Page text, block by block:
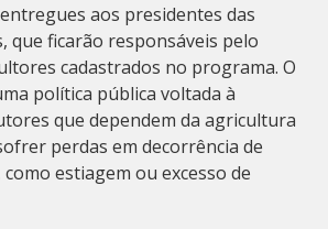
aos presidentes das
que ficarão responsáveis pelo
cadastrados no programa. O
política pública voltada à
que dependem da agricultura
perdas em decorrência de
estiagem ou excesso de